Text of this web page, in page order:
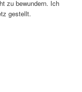
zu bewundern. Ich
gestellt.